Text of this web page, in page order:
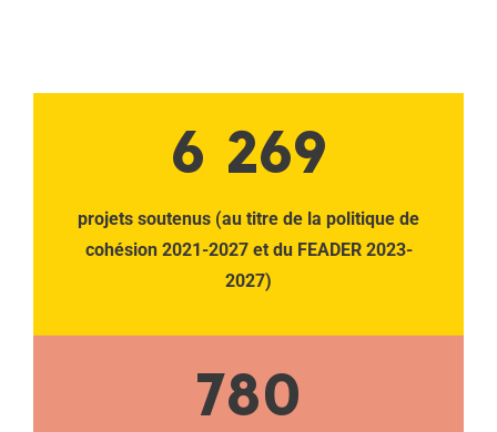
6 269
projets soutenus (au titre de la politique de
cohésion 2021-2027 et du FEADER 2023-
2027)
780